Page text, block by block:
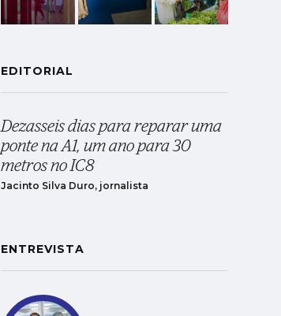
EDITORIAL
Dezasseis dias para reparar uma
ponte na A1, um ano para 30
metros no IC8
Jacinto Silva Duro, jornalista
ENTREVISTA